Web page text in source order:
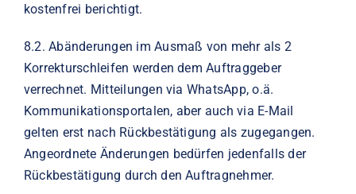
kostenfrei berichtigt.
8.2.Abänderungen im Ausmaß von mehr als 2
Korrekturschleifen werden dem Auftraggeber
verrechnet. Mitteilungen via WhatsApp, o.ä.
Kommunikationsportalen, aber auch via E-Mail
gelten erst nach Rückbestätigung als zugegangen.
Angeordnete Änderungen bedürfen jedenfalls der
Rückbestätigung durch den Auftragnehmer.